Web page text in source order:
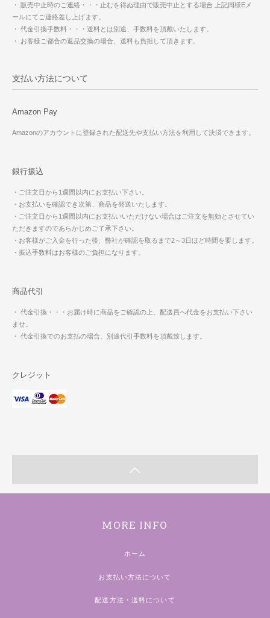
・ 販売中止時のご連絡・・・止むを得ぬ理由で販売中止とする場合 上記同様Eメ
ールにてご連絡差し上げます。
・ 代金引換手数料・・・送料とは別途、手数料を頂戴いたします。
・ お客様ご都合の返品交換の場合、送料も負担して頂きます。
支払い方法について
Amazon Pay
Amazonのアカウントに登録された配送先や支払い方法を利用して決済できます。
銀行振込
・ご注文日から1週間以内にお支払い下さい。
・お支払いを確認でき次第、商品を発送いたします。
・ご注文日から1週間以内にお支払いいただけない場合はご注文を無効とさせてい
ただきますのであらかじめご了承下さい。
・お客様がご入金を行った後、弊社が確認を取るまで2～3日ほど時間を要します。
・振込手数料はお客様のご負担になります。
商品代引
・ 代金引換・・・お届け時に商品をご確認の上、配送員へ代金をお支払い下さい
ませ。
・ 代金引換でのお支払の場合、別途代引手数料を頂戴致します。
クレジット
MORE INFO
ホーム
お支払い方法について
配送方法・送料について